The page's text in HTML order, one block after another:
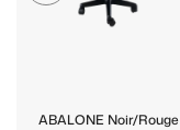
ABALONE Noir/Rouge